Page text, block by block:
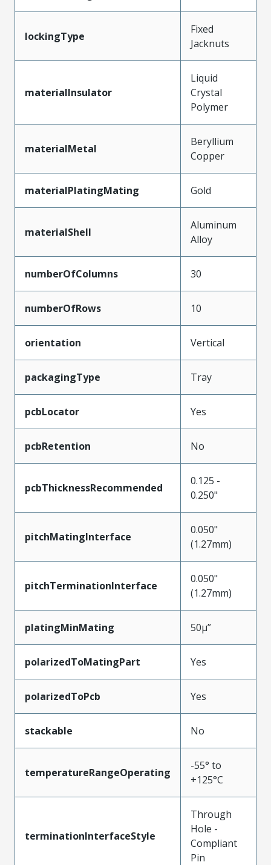
lockingType
Fixed
Jacknuts
materialInsulator
Liquid
Crystal
Polymer
materialMetal
Beryllium
Copper
materialPlatingMating Gold
materialShell
Aluminum
Alloy
numberOfColumns 30
numberOfRows 10
orientation Vertical
packagingType Tray
pcbLocator Yes
pcbRetention No
pcbThicknessRecommended
0.125 -
0.250"
pitchMatingInterface
0.050"
(1.27mm)
pitchTerminationInterface
0.050"
(1.27mm)
platingMinMating 50µ”
polarizedToMatingPart Yes
polarizedToPcb Yes
stackable No
temperatureRangeOperating
-55° to
+125°C
terminationInterfaceStyle
Through
Hole -
Compliant
Pin